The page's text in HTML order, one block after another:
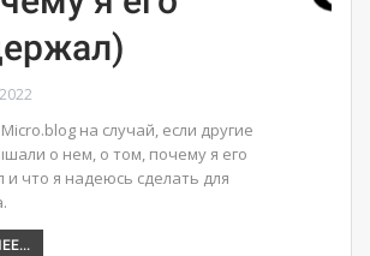
на случай, если другие
о нем, о том, почему я его
и что я надеюсь сделать для